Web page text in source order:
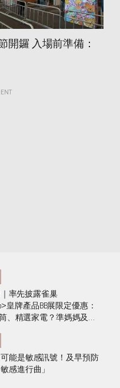
開鑼 入場前準備：
｜率先披露雀巢
皇牌產品BB展限定優惠：
、精選家電？準媽媽及新
能是敏感訊號！及早預防
感進行曲」